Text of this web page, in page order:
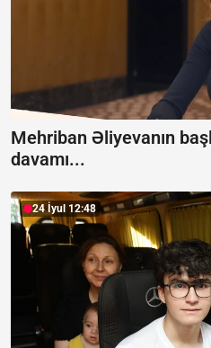
Mehriban Əliyevanın
davamı...
24 İyul 12:48